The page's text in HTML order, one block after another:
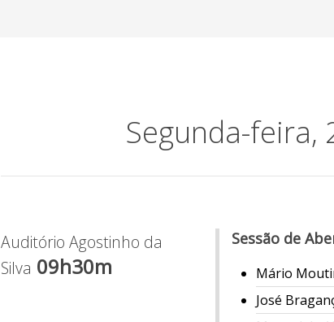
Segunda-feira,
Auditório Agostinho da
Silva 09h30m
Sessão de
Mário
José